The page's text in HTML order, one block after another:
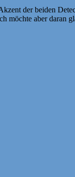
der beiden
aber daran